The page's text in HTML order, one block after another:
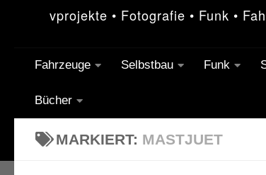
vprojekte • Fotografie • Funk •
Fahrzeuge Selbstbau Funk
Bücher
MARKIERT: MASTJUET